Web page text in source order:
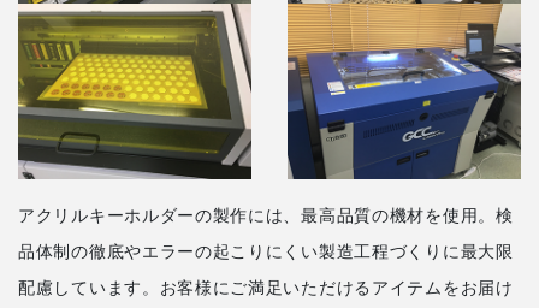
アクリルキーホルダーの製作には、最高品質の機材を使用。検
品体制の徹底やエラーの起こりにくい製造工程づくりに最大限
配慮しています。お客様にご満足いただけるアイテムをお届け